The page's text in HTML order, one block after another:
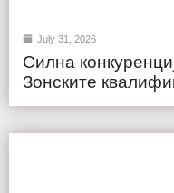
July 31, 2026
Силна
Зонските